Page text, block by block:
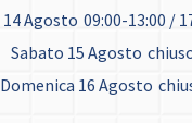
Agosto 09:00-13:00 /
Sabato 15 Agosto
Domenica 16 Agosto